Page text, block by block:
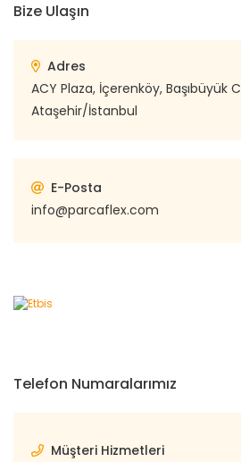
Bize Ulaşın
Adres
ACY Plaza, İçerenköy, Başıbüyük
Ataşehir/İstanbul
E-Posta
info@parcaflex.com
Telefon Numaralarımız
Müşteri Hizmetleri